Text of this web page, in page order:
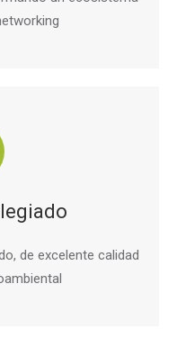
de excelente calidad